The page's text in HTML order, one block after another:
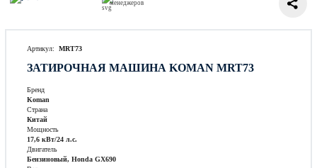
менеджеров
Артикул: MRT73
ЗАТИРОЧНАЯ МАШИНА KOMAN MRT73
Бренд
Koman
Страна
Китай
Мощность
17,6 кВт/24 л.с.
Двигатель
Бензиновый, Honda GX690